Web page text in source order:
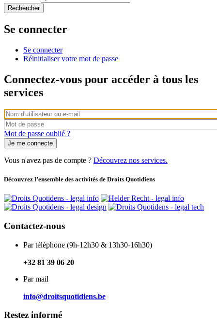
Se connecter
Onglets
principaux
Se connecter
Réinitialiser votre mot de passe
Connectez-vous pour accéder à tous les
services
Connexion
par
nom
d'utilisateur/adresse
e-
mail
Vous
pouvez
utiliser
votre
nom
ou
adresse
e-
mail
vous
Mot
de
passe
Mot de passe oublié ?
Vous n'avez pas de compte ? Découvrez nos services.
Découvrez l’ensemble des activités de Droits Quotidiens
Contactez-nous
Par téléphone (9h-12h30 & 13h30-16h30)
+32 81 39 06 20
Par mail
info@droitsquotidiens.be
Restez informé